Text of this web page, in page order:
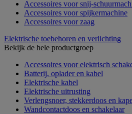
Accessoires voor snij-
Accessoires voor spijkermachine
Accessoires voor zaag
Elektrische toebehoren en verlichting
Bekijk de hele productgroep
Accessoires voor elektrisch
Batterij, oplader en kabel
Elektrische kabel
Elektrische uitrusting
Verlengsnoer, stekkerdoos en
Wandcontactdoos en schakelaar